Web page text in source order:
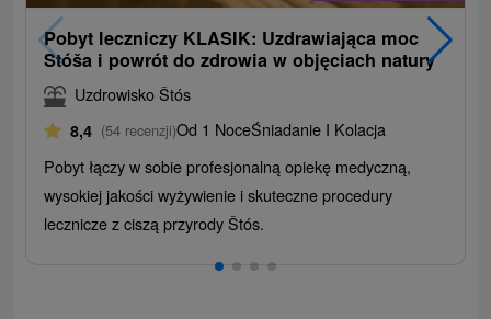
Pobyt leczniczy KLASIK: Uzdrawiająca moc
Stóša i powrót do zdrowia w objęciach natury
Uzdrowisko Štós
8,4 (54 recenzji)Od 1 NoceŚniadanie I Kolacja
Pobyt łączy w sobie profesjonalną opiekę medyczną,
wysokiej jakości wyżywienie i skuteczne procedury
lecznicze z ciszą przyrody Štós.